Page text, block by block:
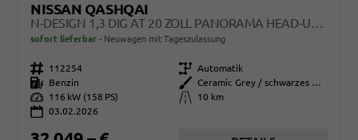
NISSAN QASHQAI
N-DESIGN 1,3 DIG AT 20 ZOLL PANORAMA HEAD-UP 360° ALCANTARA NAVI EL HECKKLAPPE
sofort lieferbar Neuwagen mit Tageszulassung
Fahrzeugnr. 112254 Getriebe Automatik
Kraftstoff
Benzin Außenfarbe
Ceramic Grey / schwarzes Dach
Leistung
116 kW (158 PS) Kilometerstand
10 km
03.02.2026